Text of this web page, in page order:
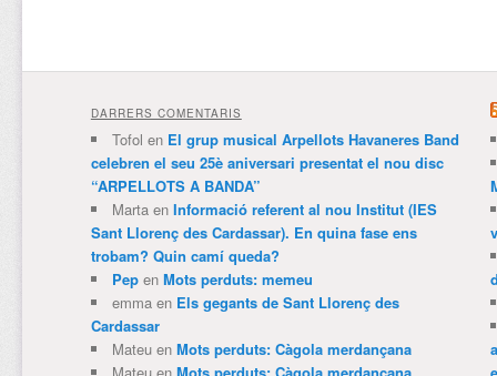
DARRERS COMENTARIS
Tofol en El grup musical Arpellots Havaneres Band
celebren el seu 25è aniversari presentat el nou disc
“ARPELLOTS A BANDA”
Martaen Informació referent al nou Institut (IES
Sant Llorenç des Cardassar). En quina fase ens
trobam? Quin camí queda?
Pepen Mots perduts: memeu
emmaen Els gegants de Sant Llorenç des
Cardassar
Mateuen Mots perduts: Càgola merdançana